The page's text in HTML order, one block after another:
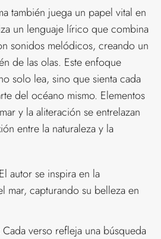
también juega un papel vital en
un lenguaje lírico que combina
sonidos melódicos, creando un
de las olas. Este enfoque
solo lea, sino que sienta cada
del océano mismo. Elementos
y la aliteración se entrelazan
entre la naturaleza y la
El autor se inspira en la
mar, capturando su belleza en
Cada verso refleja una búsqueda